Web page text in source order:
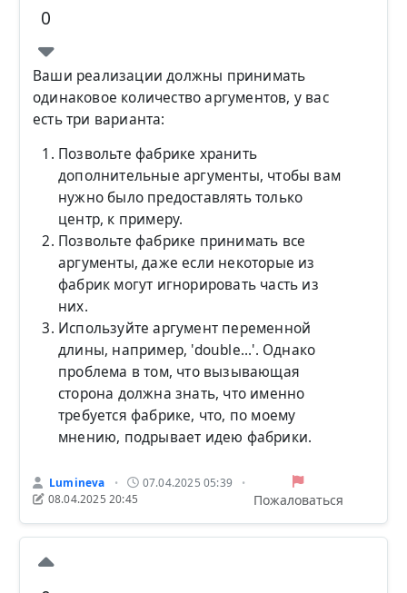
0
Ваши реализации должны принимать
одинаковое количество аргументов, у вас
есть три варианта:
Позвольте фабрике хранить
дополнительные аргументы, чтобы вам
нужно было предоставлять только
центр, к примеру.
Позвольте фабрике принимать все
аргументы, даже если некоторые из
фабрик могут игнорировать часть из
них.
Используйте аргумент переменной
длины, например, 'double...'. Однако
проблема в том, что вызывающая
сторона должна знать, что именно
требуется фабрике, что, по моему
мнению, подрывает идею фабрики.
Lumineva • 07.04.2025 05:39 •
08.04.2025 20:45 Пожаловаться